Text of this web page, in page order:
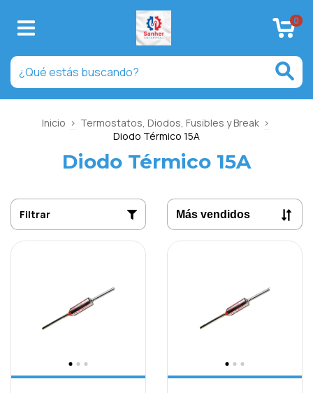
0
Inicio > Termostatos, Diodos, Fusibles y Break >
Diodo Térmico 15A
Diodo Térmico 15A
Filtrar